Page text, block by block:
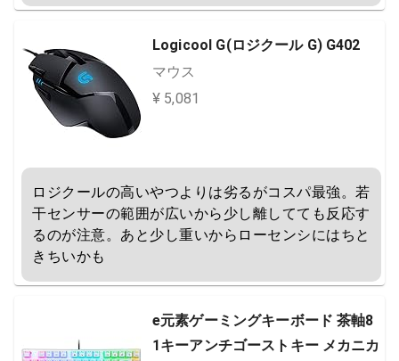
Logicool G(ロジクール G) G402
マウス
¥ 5,081
ロジクールの高いやつよりは劣るがコスパ最強。若
干センサーの範囲が広いから少し離してても反応す
るのが注意。あと少し重いからローセンシにはちと
きちいかも
e元素ゲーミングキーボード 茶軸8
1キーアンチゴーストキー メカニカ